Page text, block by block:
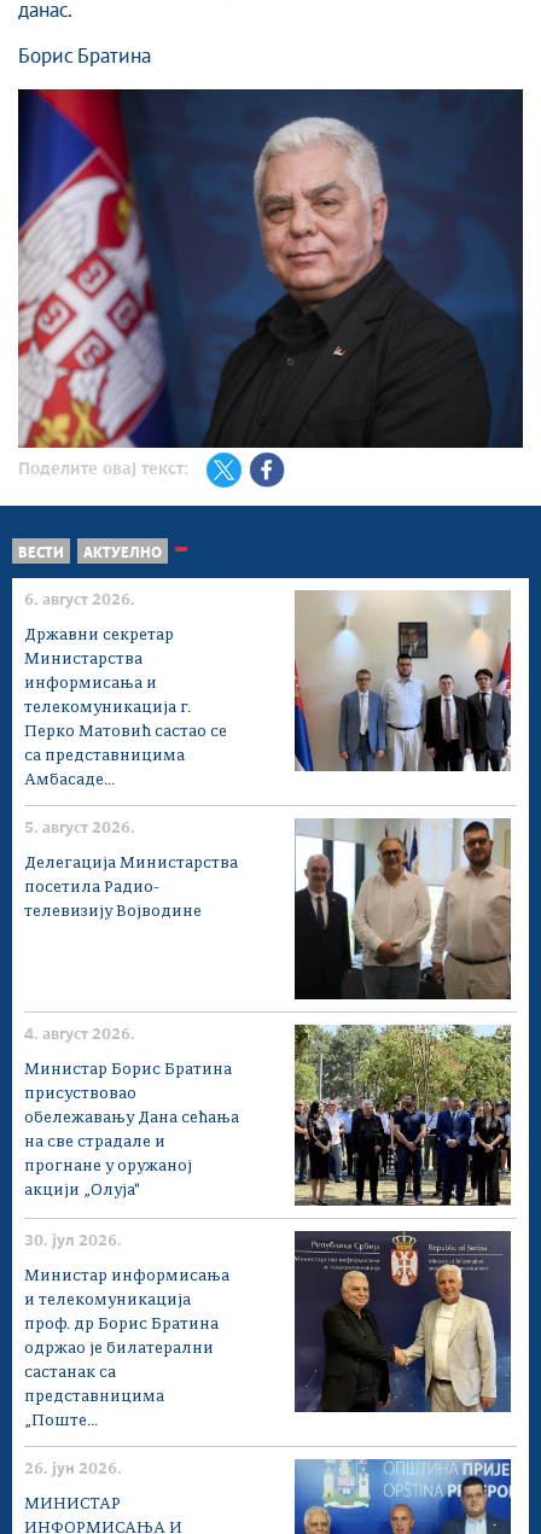
данас.
Борис Братина
Поделите овај текст:
ВЕСТИ АКТУЕЛНО
6. август 2026.
Државни секретар
Министарства
информисања и
телекомуникација г.
Перко Матовић састао се
са представницима
Амбасаде...
5. август 2026.
Делегација Министарства
посетила Радио-
телевизију Војводине
4. август 2026.
Министар Борис Братина
присуствовао
обележавању Дана сећања
на све страдале и
прогнане у оружаној
акцији „Олуја"
30. јул 2026.
Министар информисања
и телекомуникација
проф. др Борис Братина
одржао је билатерални
састанак са
представницима
„Поште...
26. јун 2026.
МИНИСТАР
ИНФОРМИСАЊА И